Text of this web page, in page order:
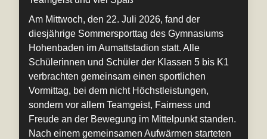
Am Mittwoch, den 22. Juli 2026, fand der
diesjährige Sommersporttag des Gymnasiums
Hohenbaden im Aumattstadion statt. Alle
Schülerinnen und Schüler der Klassen 5 bis K1
verbrachten gemeinsam einen sportlichen
Vormittag, bei dem nicht Höchstleistungen,
sondern vor allem Teamgeist, Fairness und
Freude an der Bewegung im Mittelpunkt standen.
Nach einem gemeinsamen Aufwärmen starteten